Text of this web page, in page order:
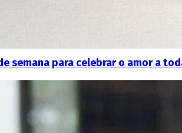
semana para celebrar o amor a